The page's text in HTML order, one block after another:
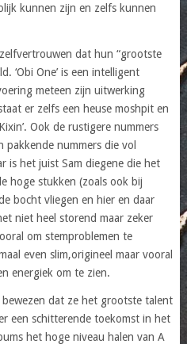
kunnen zijn en zelfs kunnen
dat hun “grootste
‘Obi One’ is een intelligent
meteen zijn uitwerking
er zelfs een heuse moshpit en
Ook de rustigere nummers
pakkende nummers die vol
is het juist Sam diegene die het
hoge stukken (zoals ook bij
bocht vliegen en hier en daar
niet heel storend maar zeker
om stemproblemen te
even slim,origineel maar vooral
energiek om te zien.
dat ze het grootste talent
een schitterende toekomst in het
het hoge niveau halen van A